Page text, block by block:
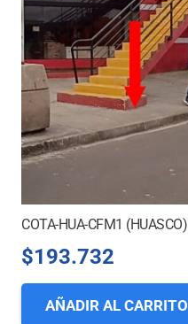
COTA-HUA-CFM1 (HUASCO)
$193.732
AÑADIR AL CARRITO